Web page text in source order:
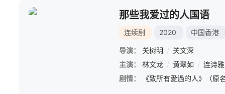
那些我爱过的人国语
连续剧 2020 中国香港
导演： 关树明 / 关文深
主演：
林文龙 / 黄翠如 / 连诗雅
剧情：